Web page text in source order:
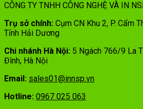
CÔNG TY TNHH CÔNG NGHỆ VÀ IN
Trụ sở chính: Cụm CN Khu 2, P. Cẩm
Tỉnh Hải Dương
Chi nhánh Hà Nội: 5 Ngách 766/9 La
Đình, Hà Nội
Email: sales01@innsp.vn
Hotline: 0967 025 063